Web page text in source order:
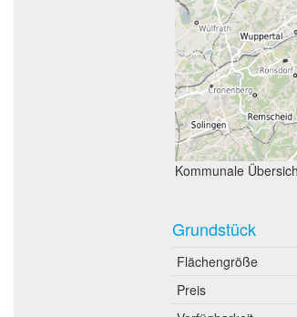
Kommunale
Grundstück
Flächengröße
Preis